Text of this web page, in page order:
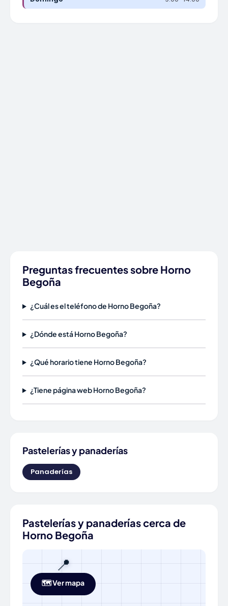
Preguntas frecuentes sobre Horno
Begoña
¿Cuál es el teléfono de Horno Begoña?
¿Dónde está Horno Begoña?
¿Qué horario tiene Horno Begoña?
¿Tiene página web Horno Begoña?
Pastelerías y panaderías
Panaderías
Pastelerías y panaderías cerca de
Horno Begoña
📍
🗺️ Ver mapa